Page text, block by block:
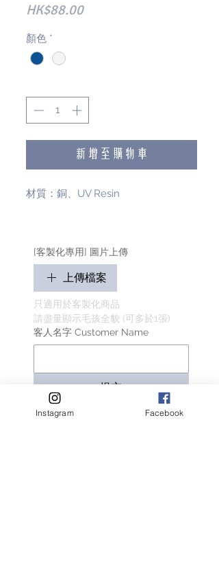
HK$88.00價
顏色 *
新增至購物車
材質：銅、UV Resin
[客製化專用] 圖片上傳
上傳檔案
只適用於客製化商品
請盡量顯示毛孩全貌 (可多於1張)
客人名字 Customer Name
提交
Instagram Facebook